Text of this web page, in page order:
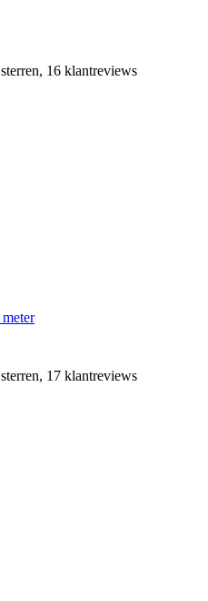
16 klantreviews
17 klantreviews